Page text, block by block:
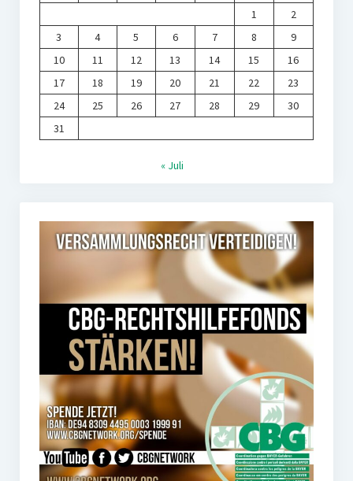
1
2
3
4 5 6 7 8
9
10
11 12 13 14 15
16
17
18 19 20 21 22
23
24
25 26 27 28 29
30
31
« Juli